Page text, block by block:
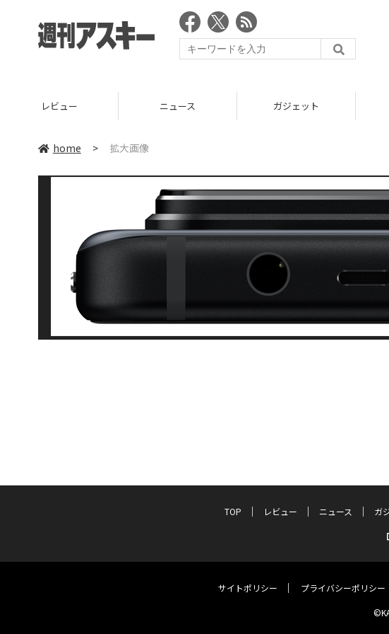
レビュー ニュース ガジェット
home > 拡大画像
TOP レビュー ニュース ガ
サイトポリシー プライバシーポリシー